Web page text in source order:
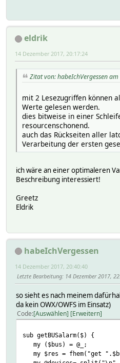
eldrik
14 Dezember 2017, 20:17:24
Zitat von: habeIchVergessen
mit 2 Lesezugriffen können
Werte gelesen werden.
dies bitweise in einer
resourcenschonend.
auch das Rückseiten aller
Verarbeitung der ersten
ich wäre an einer optimaleren
Beschreibung interessiert!
Greetz
Eldrik
habeIchVergessen
14 Dezember 2017, 20:40:40
Letzte Bearbeitung: 14 Dezember 2017,
so sieht es nach meinem
da kein OWX/OWFS im Einsatz)
Code Auswählen Erweitern
sub getBUSalarm($) {
my ($bus) = @_;
my $res = fhem("get